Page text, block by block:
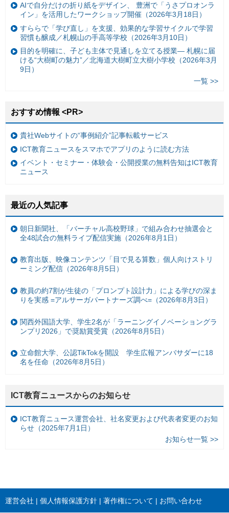
AIで自分だけの折り紙をデザイン、 豊洲で「うさプロオンラ
イン」を活用したワークショップ開催（2026年3月18日）
すららで「学び直し」を支援、効果的な学習サイクルで学習
習慣も醸成／札幌山の手高等学校（2026年3月10日）
目的を明確に、子ども主体で見通しを立てる授業— 札幌に届
ける“大樹町の魅力”／北海道大樹町立大樹小学校（2026年3月
9日）
一覧 >>
おすすめ情報 <PR>
貴社Webサイトの“事例紹介”記事転載サービス
ICT教育ニュースをスマホでアプリのように読む方法
イベント・セミナー・体験会・公開授業の無料告知はICT教育
ニュース
最近の人気記事
朝日新聞社、「バーチャル高校野球」で組み合わせ抽選会と
全48試合の無料ライブ配信実施（2026年8月1日）
教育出版、映像コンテンツ「目で見る算数」個人向けストリ
ーミング配信（2026年8月5日）
教員の約7割が生徒の「プロンプト設計力」による学びの深ま
りを実感 =アルサーガパートナーズ調べ=（2026年8月3日）
関西外国語大学、学生2名が「ラーニングイノベーショングラ
ンプリ2026」で奨励賞受賞（2026年8月5日）
立命館大学、公認TikTokを開設 学生広報アンバサダーに18
名を任命（2026年8月5日）
ICT教育ニュースからのお知らせ
ICT教育ニュース運営会社、社名変更および代表者変更のお知
らせ（2025年7月1日）
お知らせ一覧 >>
運営会社 個人情報保護方針 著作権について お問い合わせ